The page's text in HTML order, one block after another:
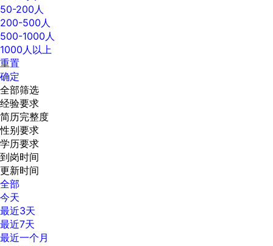
50-200人
200-500人
500-1000人
1000人以上
重置
确定
全部筛选
经验要求
简历完整度
性别要求
学历要求
到岗时间
更新时间
全部
今天
最近3天
最近7天
最近一个月